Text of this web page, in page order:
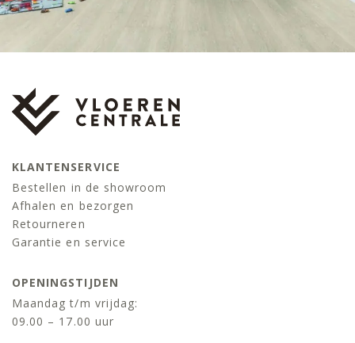
KLANTENSERVICE
Bestellen in de showroom
Afhalen en bezorgen
Retourneren
Garantie en service
OPENINGSTIJDEN
Maandag t/m vrijdag:
09.00 – 17.00 uur